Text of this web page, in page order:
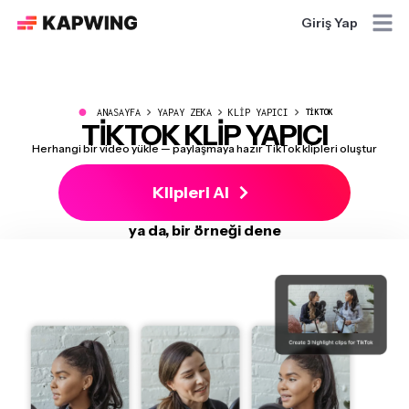
Giriş Yap
● ANASAYFA YAPAY ZEKA KLIP YAPICI TIKTOK
TİKTOK KLİP YAPICI
Herhangi bir video yükle — paylaşmaya hazır TikTok klipleri oluştur
Klipleri Al
ya da, bir örneği dene